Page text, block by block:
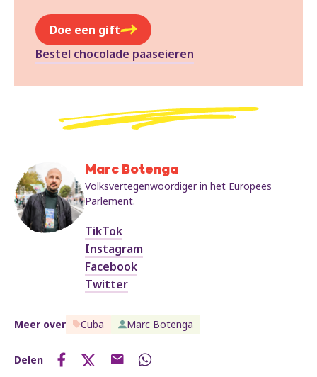
Doe een gift
Bestel chocolade paaseieren
Marc Botenga
Volksvertegenwoordiger in het Europees
Parlement.
TikTok
Instagram
Facebook
Twitter
Meer over Cuba Marc Botenga
Delen